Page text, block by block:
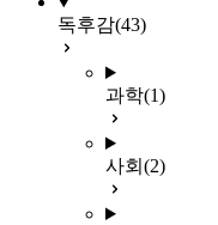
독후감(43)
과학(1)
사회 (2)